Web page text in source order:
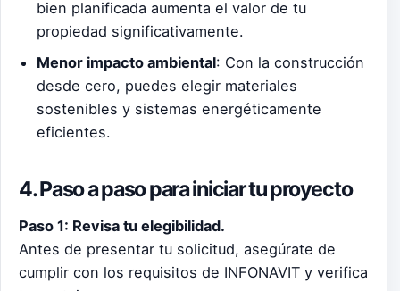
bien planificada aumenta el valor de tu
propiedad significativamente.
Menor impacto ambiental: Con la construcción
desde cero, puedes elegir materiales
sostenibles y sistemas energéticamente
eficientes.
4. Paso a paso para iniciar tu proyecto
Paso 1: Revisa tu elegibilidad.
Antes de presentar tu solicitud, asegúrate de
cumplir con los requisitos de INFONAVIT y verifica